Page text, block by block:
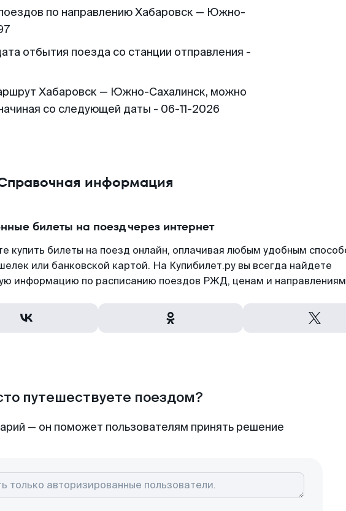
по направлению Хабаровск — Южно-
отбытия поезда со станции отправления -
Хабаровск — Южно-Сахалинск, можно
со следующей даты - 06-11-2026
информация
билеты на поезд через интернет
купить билеты на поезд онлайн, оплачивая любым удобным
или банковской картой. На Купибилет.ру вы всегда найдете
информацию по расписанию поездов РЖД, ценам и
путешествуете поездом?
— он поможет пользователям принять решение